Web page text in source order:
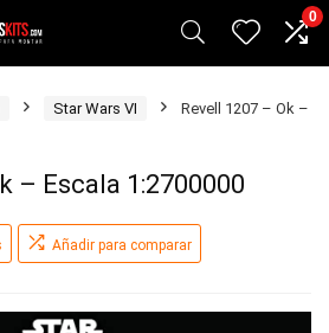
0
Star Wars VI
Revell 1207 – Ok –
– Escala 1:2700000
Añadir para comparar